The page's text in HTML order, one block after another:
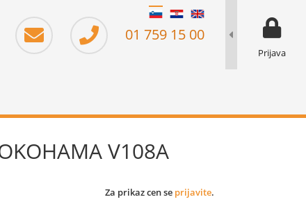
01 759 15 00
prikaz za
Prijava
V108A
Za prikaz cen se prijavite.